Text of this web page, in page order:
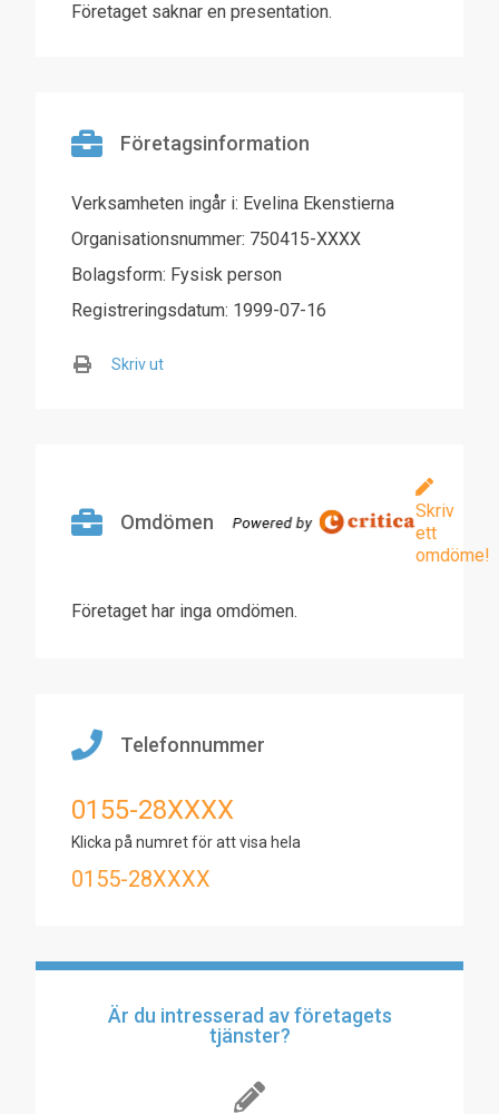
Företaget saknar en presentation.
Företagsinformation
Verksamheten ingår i: Evelina Ekenstierna
Organisationsnummer: 750415-XXXX
Bolagsform: Fysisk person
Registreringsdatum: 1999-07-16
Skriv ut
Omdömen
Skriv
ett
omdöme!
Företaget har inga omdömen.
Telefonnummer
0155-28XXXX
Klicka på numret för att visa hela
0155-28XXXX
Är du intresserad av företagets
tjänster?